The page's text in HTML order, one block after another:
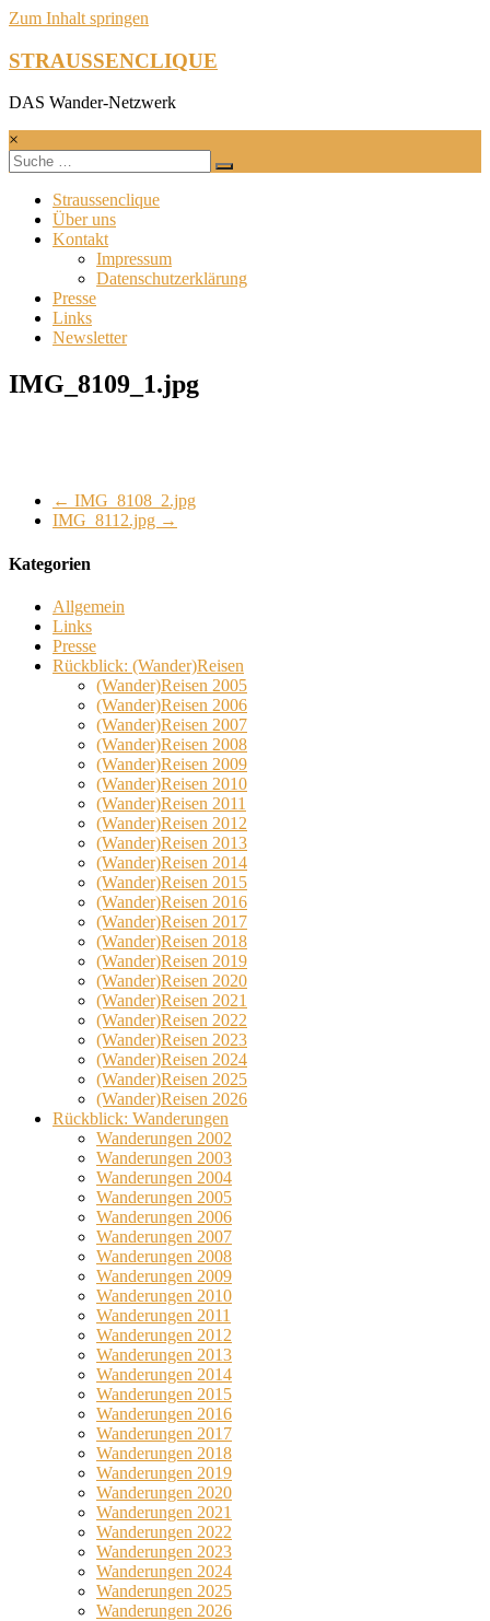
Zum Inhalt springen
STRAUSSENCLIQUE
DAS Wander-Netzwerk
×
Straussenclique
Über uns
Kontakt
Impressum
Datenschutzerklärung
Presse
Links
Newsletter
IMG_8109_1.jpg
← IMG_8108_2.jpg
IMG_8112.jpg →
Kategorien
Allgemein
Links
Presse
Rückblick: (Wander)Reisen
(Wander)Reisen 2005
(Wander)Reisen 2006
(Wander)Reisen 2007
(Wander)Reisen 2008
(Wander)Reisen 2009
(Wander)Reisen 2010
(Wander)Reisen 2011
(Wander)Reisen 2012
(Wander)Reisen 2013
(Wander)Reisen 2014
(Wander)Reisen 2015
(Wander)Reisen 2016
(Wander)Reisen 2017
(Wander)Reisen 2018
(Wander)Reisen 2019
(Wander)Reisen 2020
(Wander)Reisen 2021
(Wander)Reisen 2022
(Wander)Reisen 2023
(Wander)Reisen 2024
(Wander)Reisen 2025
(Wander)Reisen 2026
Rückblick: Wanderungen
Wanderungen 2002
Wanderungen 2003
Wanderungen 2004
Wanderungen 2005
Wanderungen 2006
Wanderungen 2007
Wanderungen 2008
Wanderungen 2009
Wanderungen 2010
Wanderungen 2011
Wanderungen 2012
Wanderungen 2013
Wanderungen 2014
Wanderungen 2015
Wanderungen 2016
Wanderungen 2017
Wanderungen 2018
Wanderungen 2019
Wanderungen 2020
Wanderungen 2021
Wanderungen 2022
Wanderungen 2023
Wanderungen 2024
Wanderungen 2025
Wanderungen 2026